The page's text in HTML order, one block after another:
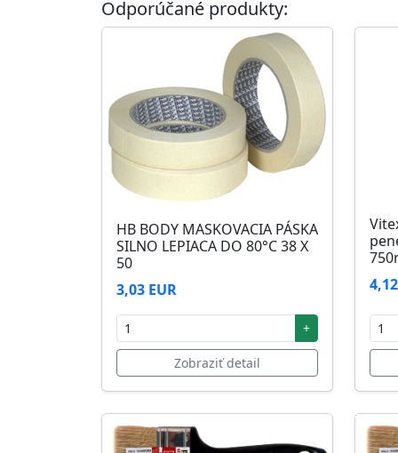
48 mesiacov v orig. uzavretých obaloch
Odporúčané produkty:
HB BODY MASKOVACIA PÁSKA
SILNO LEPIACA DO 80°C 38 X
50
3,03 EUR
+
Zobraziť detail